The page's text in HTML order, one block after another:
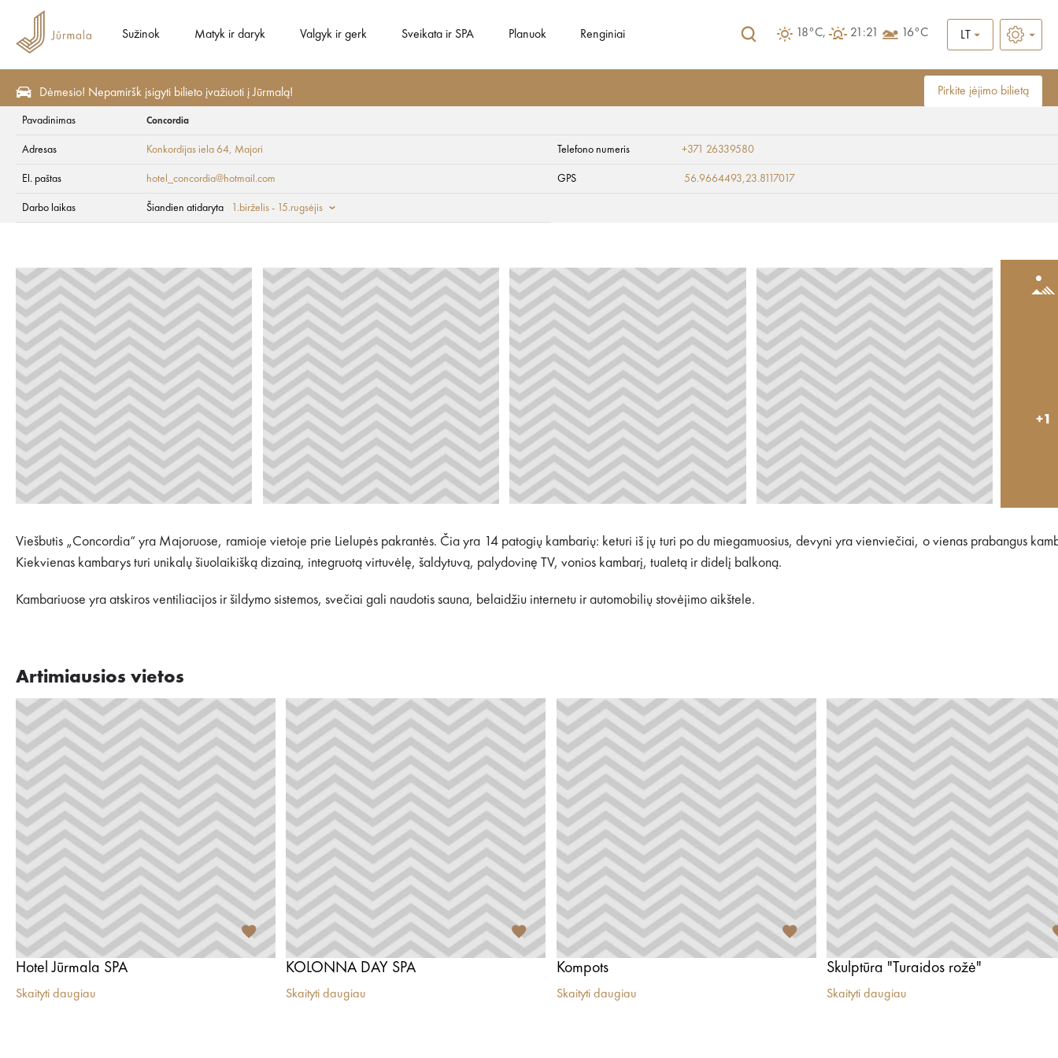
Sužinok Matyk ir daryk Valgyk ir gerk Sveikata ir SPA Planuok Renginiai 18°C, 21:21 16°C LT
Dėmesio! Nepamiršk įsigyti bilieto įvažiuoti į Jūrmalą! Pirkite įėjimo bilietą
Concordia
Pavadinimas Concordia
Adresas Konkordijas iela 64, Majori Telefono numeris +371 26339580
El. paštas hotel_concordia@hotmail.com GPS 56.9664493,23.8117017
Darbo laikas Šiandien atidaryta 1.birželis - 15.rugsėjis
+1
Viešbutis „Concordia“ yra Majoruose, ramioje vietoje prie Lielupės pakrantės. Čia yra 14 patogių kambarių: keturi iš jų turi po du miegamuosius, devyni yra vienviečiai, o vienas prabangus
Kiekvienas kambarys turi unikalų šiuolaikišką dizainą, integruotą virtuvėlę, šaldytuvą, palydovinę TV, vonios kambarį, tualetą ir didelį balkoną.
Kambariuose yra atskiros ventiliacijos ir šildymo sistemos, svečiai gali naudotis sauna, belaidžiu internetu ir automobilių stovėjimo aikštele.
Artimiausios vietos
Hotel Jūrmala SPA
Skaityti daugiau
KOLONNA DAY SPA
Skaityti daugiau
Kompots
Skaityti daugiau
Skulptūra "Turaidos rožė"
Skaityti daugiau